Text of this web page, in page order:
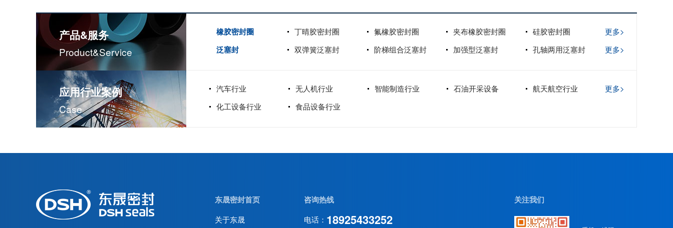
米顿罗计量泵配件膜片
产品&服务
Product&service
橡胶密封圈 丁晴胶密封圈 氟橡胶密封圈 夹布橡胶密封圈 硅胶密封圈 更多>
泛塞封 双弹簧泛塞封 阶梯组合泛塞封 加强型泛塞封 孔轴两用泛塞封 更多>
应用行业案例
Case
汽车行业 无人机行业 智能制造行业 石油开采设备
航天航空行业
化工设备行业
食品设备行业
更多>
东晟密封首页
关于东晟
咨询热线
电话： 18925433252
关注我们